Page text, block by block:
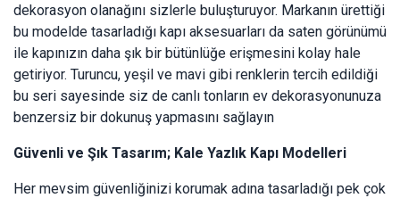
dekorasyon olanağını sizlerle buluşturuyor. Markanın ürettiği
bu modelde tasarladığı kapı aksesuarları da saten görünümü
ile kapınızın daha şık bir bütünlüğe erişmesini kolay hale
getiriyor. Turuncu, yeşil ve mavi gibi renklerin tercih edildiği
bu seri sayesinde siz de canlı tonların ev dekorasyonunuza
benzersiz bir dokunuş yapmasını sağlayın
Güvenli ve Şık Tasarım; Kale Yazlık Kapı Modelleri
Her mevsim güvenliğinizi korumak adına tasarladığı pek çok